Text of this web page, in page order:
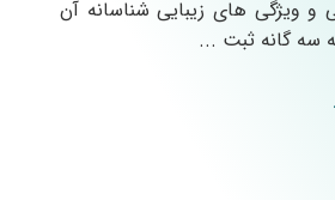
و ویژگی های زیبایی شناسانه آن
سه گانه ثبت ...